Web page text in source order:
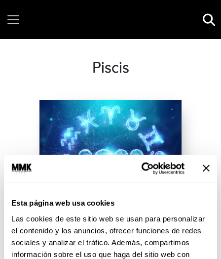
Esta página web usa cookies
Las cookies de este sitio web se usan para personalizar
el contenido y los anuncios, ofrecer funciones de redes
sociales y analizar el tráfico. Además, compartimos
información sobre el uso que haga del sitio web con
Piscis
¿Cómo nos va a ir en 2022?